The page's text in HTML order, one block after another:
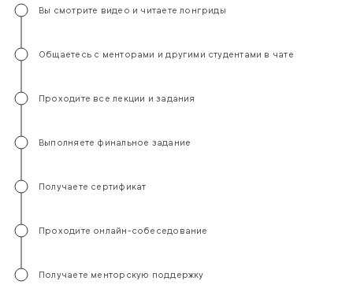
Вы смотрите видео и читаете лонгриды
Общаетесь с менторами и другими студентами в чате
Проходите все лекции и задания
Выполняете финальное задание
Получаете сертификат
Проходите онлайн-собеседование
Получаете менторскую поддержку